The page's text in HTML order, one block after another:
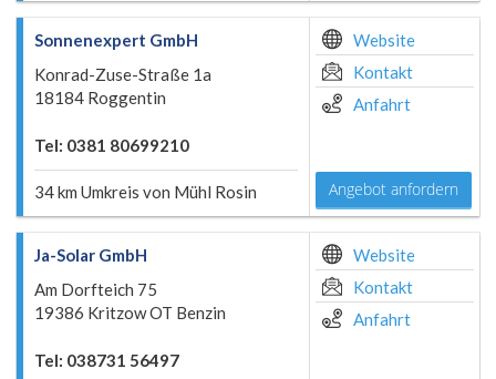
Sonnenexpert GmbH
Konrad-Zuse-Straße 1a
18184 Roggentin
Tel: 0381 80699210
34 km Umkreis von Mühl Rosin
Website
Kontakt
Anfahrt
Angebot anfordern
Ja-Solar GmbH
Am Dorfteich 75
19386 Kritzow OT Benzin
Tel: 038731 56497
Website
Kontakt
Anfahrt